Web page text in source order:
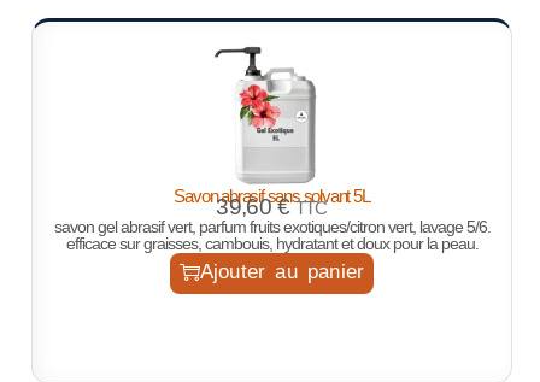
Savon abrasif sans solvant 5L
39,60€ TTC
savon gel abrasif vert, parfum fruits exotiques/citron vert, lavage 5/6.
efficace sur graisses, cambouis, hydratant et doux pour la peau.
Ajouter au panier